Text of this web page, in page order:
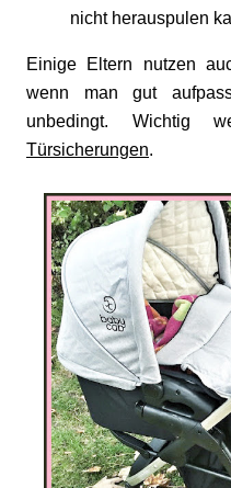
nicht herauspulen
Einige Eltern nutzen
wenn man gut
unbedingt. Wichtig
Türsicherungen.